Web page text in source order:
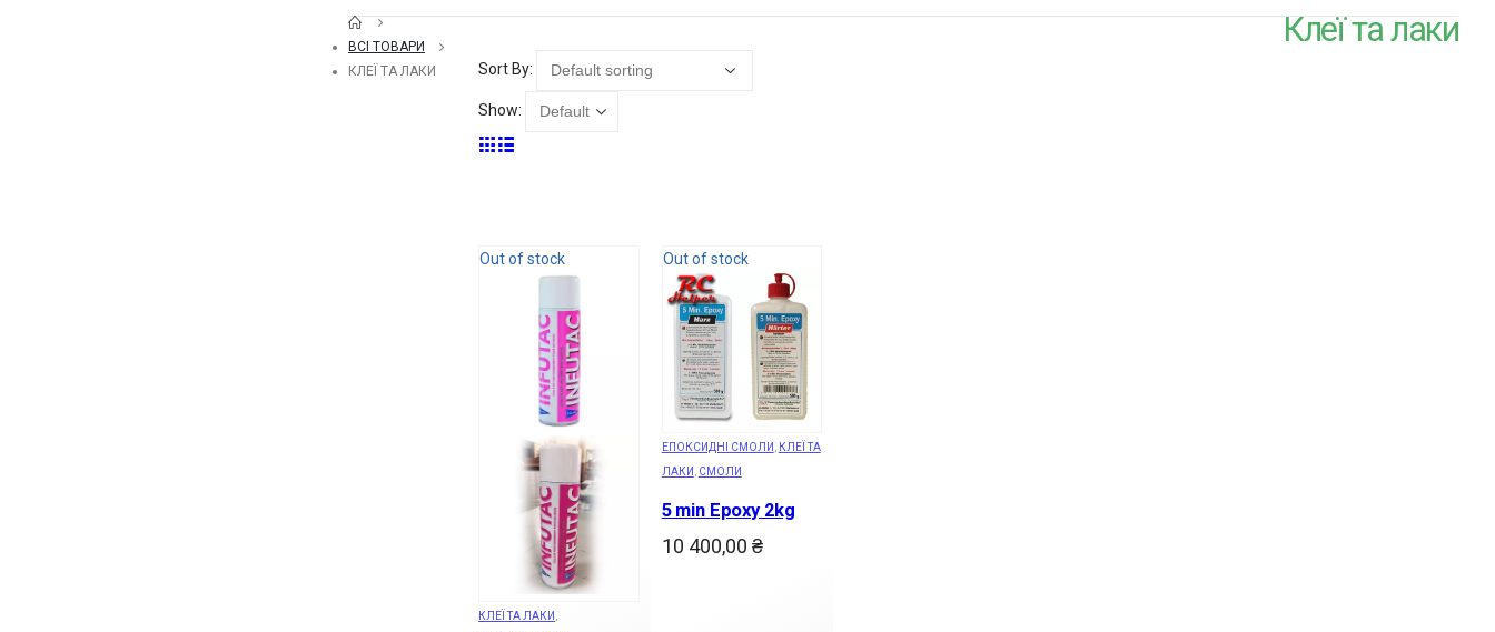
Клеї та лаки
ВСІ ТОВАРИ
КЛЕЇ ТА ЛАКИ
Sort By:
Show:
Out of stock
КЛЕЇ ТА ЛАКИ
Out of stock
ЕПОКСИДНІ СМОЛИ
КЛЕЇ ТА
ЛАКИ
СМОЛИ
5 min Epoxy 2kg
10 400,00 ₴